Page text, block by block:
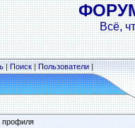
Всё,
|Поиск|Пользователи|
профиля